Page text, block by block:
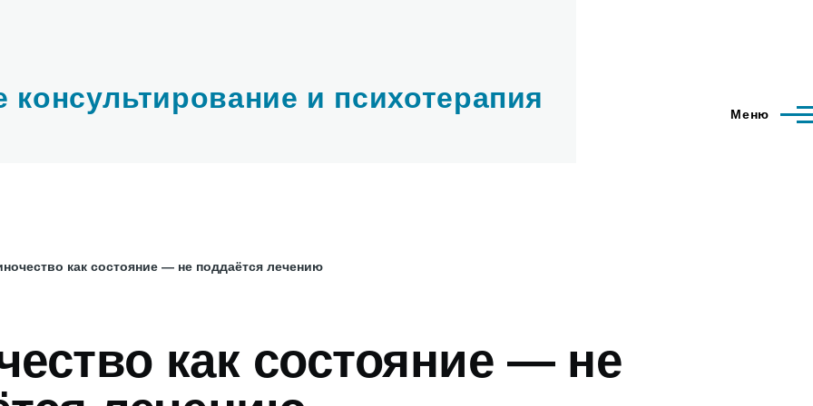
консультирование и психотерапия Меню
как состояние — не поддаётся лечению
как состояние — не